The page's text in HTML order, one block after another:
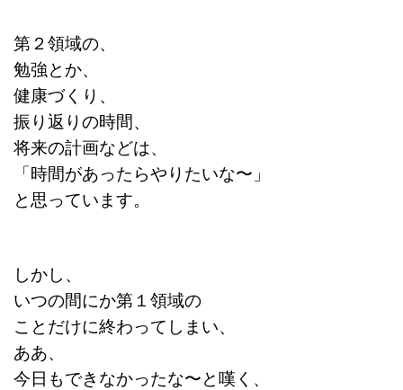
第２領域の、
勉強とか、
健康づくり、
振り返りの時間、
将来の計画などは、
「時間があったらやりたいな〜」
と思っています。
しかし、
いつの間にか第１領域の
ことだけに終わってしまい、
ああ、
今日もできなかったな〜と嘆く、